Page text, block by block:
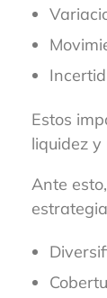
Estos
liquidez
Ante